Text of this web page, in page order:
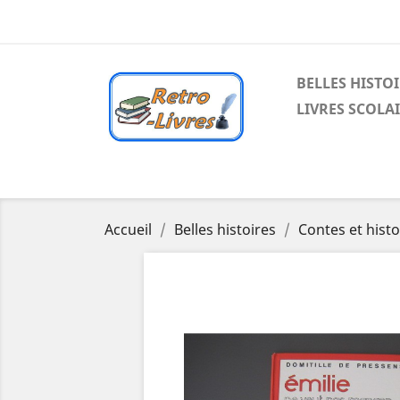
BELLES
LIVRES
Accueil Belles histoires Contes et